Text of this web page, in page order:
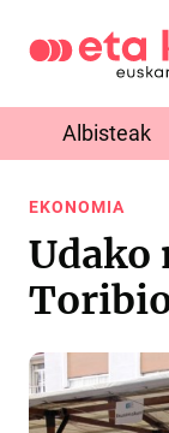
Albisteak
EKONOMIA
Udako